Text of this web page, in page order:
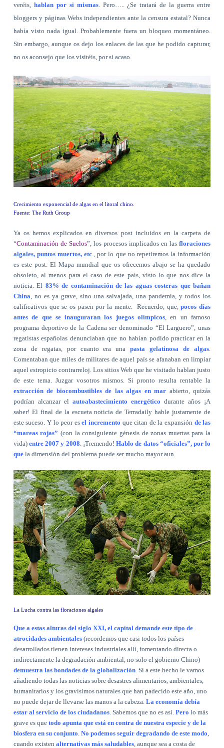
veréis, hablan por si mismas. Pero….. ¿Se tratará de la guerra entre
bloggers y páginas Webs independientes ante la censura estatal? Nunca
había visto nada igual. Probablemente fuera un bloqueo momentáneo.
Sin embargo, aunque os dejo los enlaces de las que he podido capturar,
no os aconsejo que los visitéis, por si acaso.
Crecimiento exponencial de algas en el litoral chino.
Fuente: The Ruth Group
Ya os hemos explicados en diversos post incluidos en la carpeta de
“Contaminación de Suelos”, los procesos implicados en lasfloraciones
algales, puntos muertos, etc ., por lo que no repetiremos la información
es este post. El Mapa mundial que os ofrecemos abajo se ha quedado
obsoleto, al menos para el caso de este país, visto lo que nos dice la
noticia. El 83% de contaminación de las aguas costeras que bañan
China , no es ya grave, sino una salvajada, una pandemia, y todos los
calificativos que se os pasen por la mente.
Recuerdo, que,pocos días
antes de que se inauguraran los juegos olímpicos , en un famoso
programa deportivo de la Cadena ser denominado “El Larguero”, unas
regatistas españolas denunciaban que no habían podido practicar en la
zona de regatas, por cuanto era unapasta gelatinosa de algas
Comentaban que miles de militares de aquel país se afanaban en limpiar
aquel estropicio contrarreloj. Los sitios Web que he visitado hablan justo
de este tema. Juzgar vosotros mismos. Si pronto resulta rentable la
extracción de biocombustibles de las algas en mar abierto, quizás
podrían alcanzar el autoabastecimiento energéticodurante años ¡A
saber! El final de la escueta noticia de Terradaily hable justamente de
este suceso. Y lo peor esel incremento que citan de la expansión de las
“mareas rojas”(con la consiguiente génesis de zonas muertas para la
vida)entre 2007 y 2008 . ¡Tremendo!Hablo de datos “oficiales”, por lo
quela dimensión del problema puede ser mucho mayor aun.
La Lucha contra las floraciones algales
Que a estas alturas del siglo XXI, el capital demande este tipo de
atrocidades ambientales(recordemos que casi todos los países
desarrollados tienen intereses industriales allí, fomentando directa o
indirectamente la degradación ambiental, no solo el gobierno Chino)
demuestra las bondades de la globalización. Si a este hecho le vamos
añadiendo todas las noticias sobre desastres alimentarios, ambientales,
humanitarios y los gravísimos naturales que han padecido este año, uno
no puede dejar de llevarse las manos a la cabeza. La economía debía
estar al servicio de los ciudadanos. Sabemos que no es así. Pero lo más
grave es que todo apunta que está en contra de nuestra especie y de la
biosfera en su conjunto No podemos seguir degradando de este modo
cuando existen alternativas más saludables, aunque sea a costa de